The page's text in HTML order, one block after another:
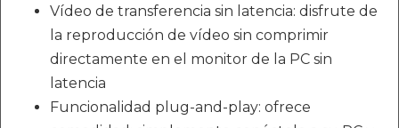
Vídeo de transferencia sin latencia: disfrute de
la reproducción de vídeo sin comprimir
directamente en el monitor de la PC sin
latencia
Funcionalidad plug-and-play: ofrece